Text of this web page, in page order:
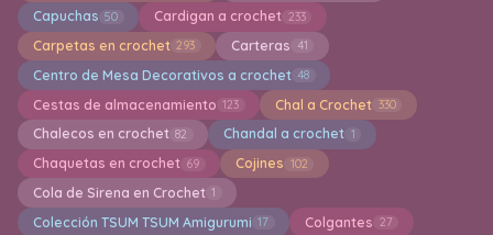
Capuchas 50 Cardigan a crochet 233
Carpetas en crochet 293 Carteras 41
Centro de Mesa Decorativos a crochet 48
Cestas de almacenamiento 123 Chal a Crochet 330
Chalecos en crochet 82 Chandal a crochet 1
Chaquetas en crochet 69 Cojines 102
Cola de Sirena en Crochet 1
Colección TSUM TSUM Amigurumi 17 Colgantes 27